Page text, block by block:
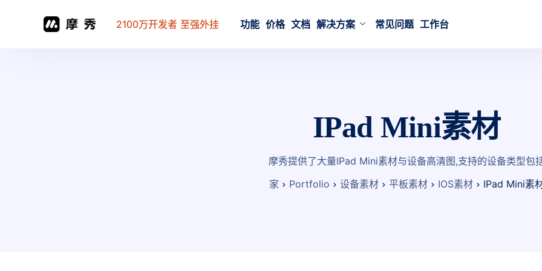
2100万开发者 至强外挂 功能 价格 文档 解决方案 常见问题 工作台
IPad Mini素材
摩秀提供了大量IPad Mini素材与设备高清图,支持的设备类型包
家
Portfolio 设备素材 平板素材 IOS素材 IPad Mini素